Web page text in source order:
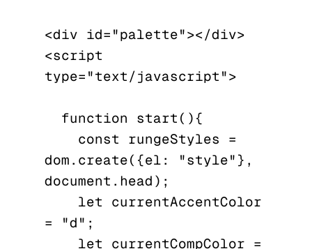
<div id="palette"></div>
<script
type="text/javascript">
dom.create({el: "style"},
document.head);
= "d";